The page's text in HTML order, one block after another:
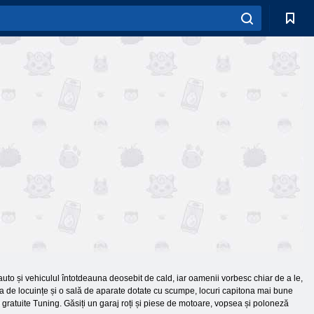
și vehiculul întotdeauna deosebit de cald, iar oamenii vorbesc chiar de a le,
locuințe și o sală de aparate dotate cu scumpe, locuri capitona mai bune
Tuning. Găsiți un garaj roți și piese de motoare, vopsea și poloneză